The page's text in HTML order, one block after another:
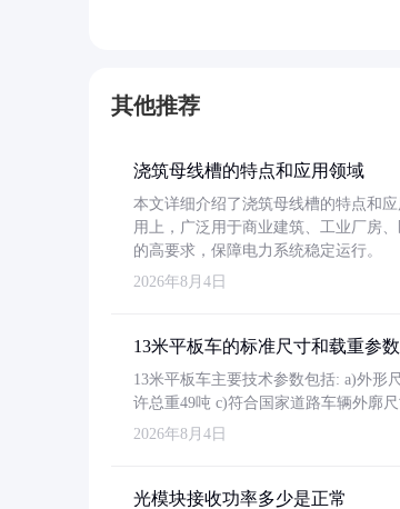
其他推荐
浇筑母线槽的特点和应用领域
本文详细介绍了浇筑母线槽的特点和
用上，广泛用于商业建筑、工业厂房
的高要求，保障电力系统稳定运行。
2026年8月4日
13米平板车的标准尺寸和载重参数
13米平板车主要技术参数包括: a)外形
许总重49吨 c)符合国家道路车辆外廓
2026年8月4日
光模块接收功率多少是正常